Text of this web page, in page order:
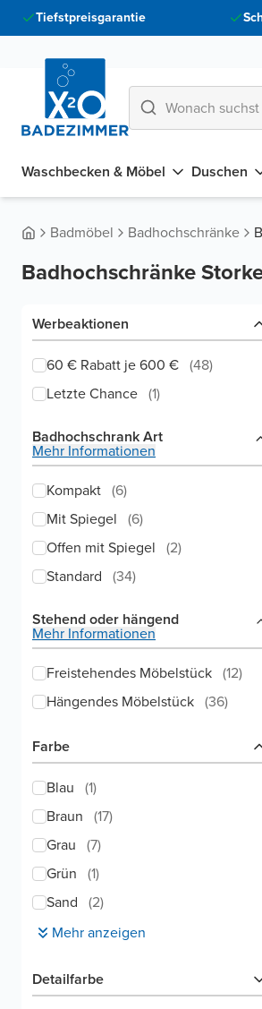
Tiefstpreisgarantie
Waschbecken & Möbel Duschen
Badmöbel Badhochschränke
Badhochschränke
Werbeaktionen
60 € Rabatt je 600 € (48)
Letzte Chance (1)
Badhochschrank Art
Mehr Informationen
Kompakt (6)
Mit Spiegel (6)
Offen mit Spiegel (2)
Standard (34)
Stehend oder hängend
Mehr Informationen
Freistehendes Möbelstück (12)
Hängendes Möbelstück (36)
Farbe
Blau (1)
Braun (17)
Grau (7)
Grün (1)
Sand (2)
Mehr anzeigen
Detailfarbe